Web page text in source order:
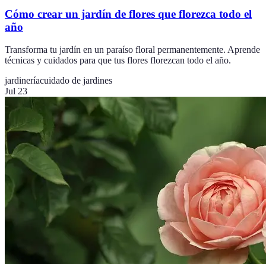
Cómo crear un jardín de flores que florezca todo el
año
Transforma tu jardín en un paraíso floral permanentemente. Aprende
técnicas y cuidados para que tus flores florezcan todo el año.
jardineríacuidado de jardines
Jul 23